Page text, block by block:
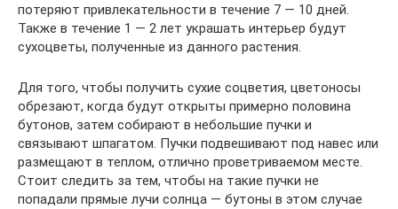
потеряют привлекательности в течение 7 — 10 дней.
Также в течение 1 — 2 лет украшать интерьер будут
сухоцветы, полученные из данного растения.
Для того, чтобы получить сухие соцветия, цветоносы
обрезают, когда будут открыты примерно половина
бутонов, затем собирают в небольшие пучки и
связывают шпагатом. Пучки подвешивают под навес или
размещают в теплом, отлично проветриваемом месте.
Стоит следить за тем, чтобы на такие пучки не
попадали прямые лучи солнца — бутоны в этом случае